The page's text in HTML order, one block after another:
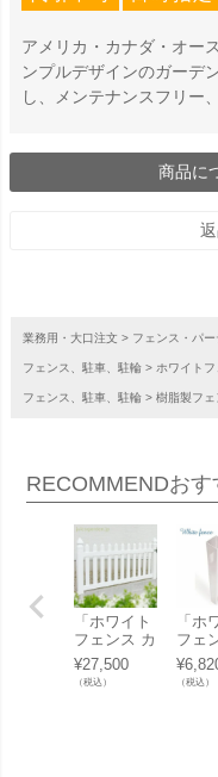
アメリカ・カナダ・オー
ンプルデザインのガーデ
し、メンテナンスフリー
商品に
業務用・大口注文 フェンス・パ
フェンス、駐車、駐輪 ホワイトフ
フェンス、駐車、駐輪 樹脂製フェ
RECOMMENDおす
「ホワイト
フェンス カ
ントリー1
型」
¥27,500
（税込）
「ホ
フェ
ント
型/3
スト」
¥
（税込）